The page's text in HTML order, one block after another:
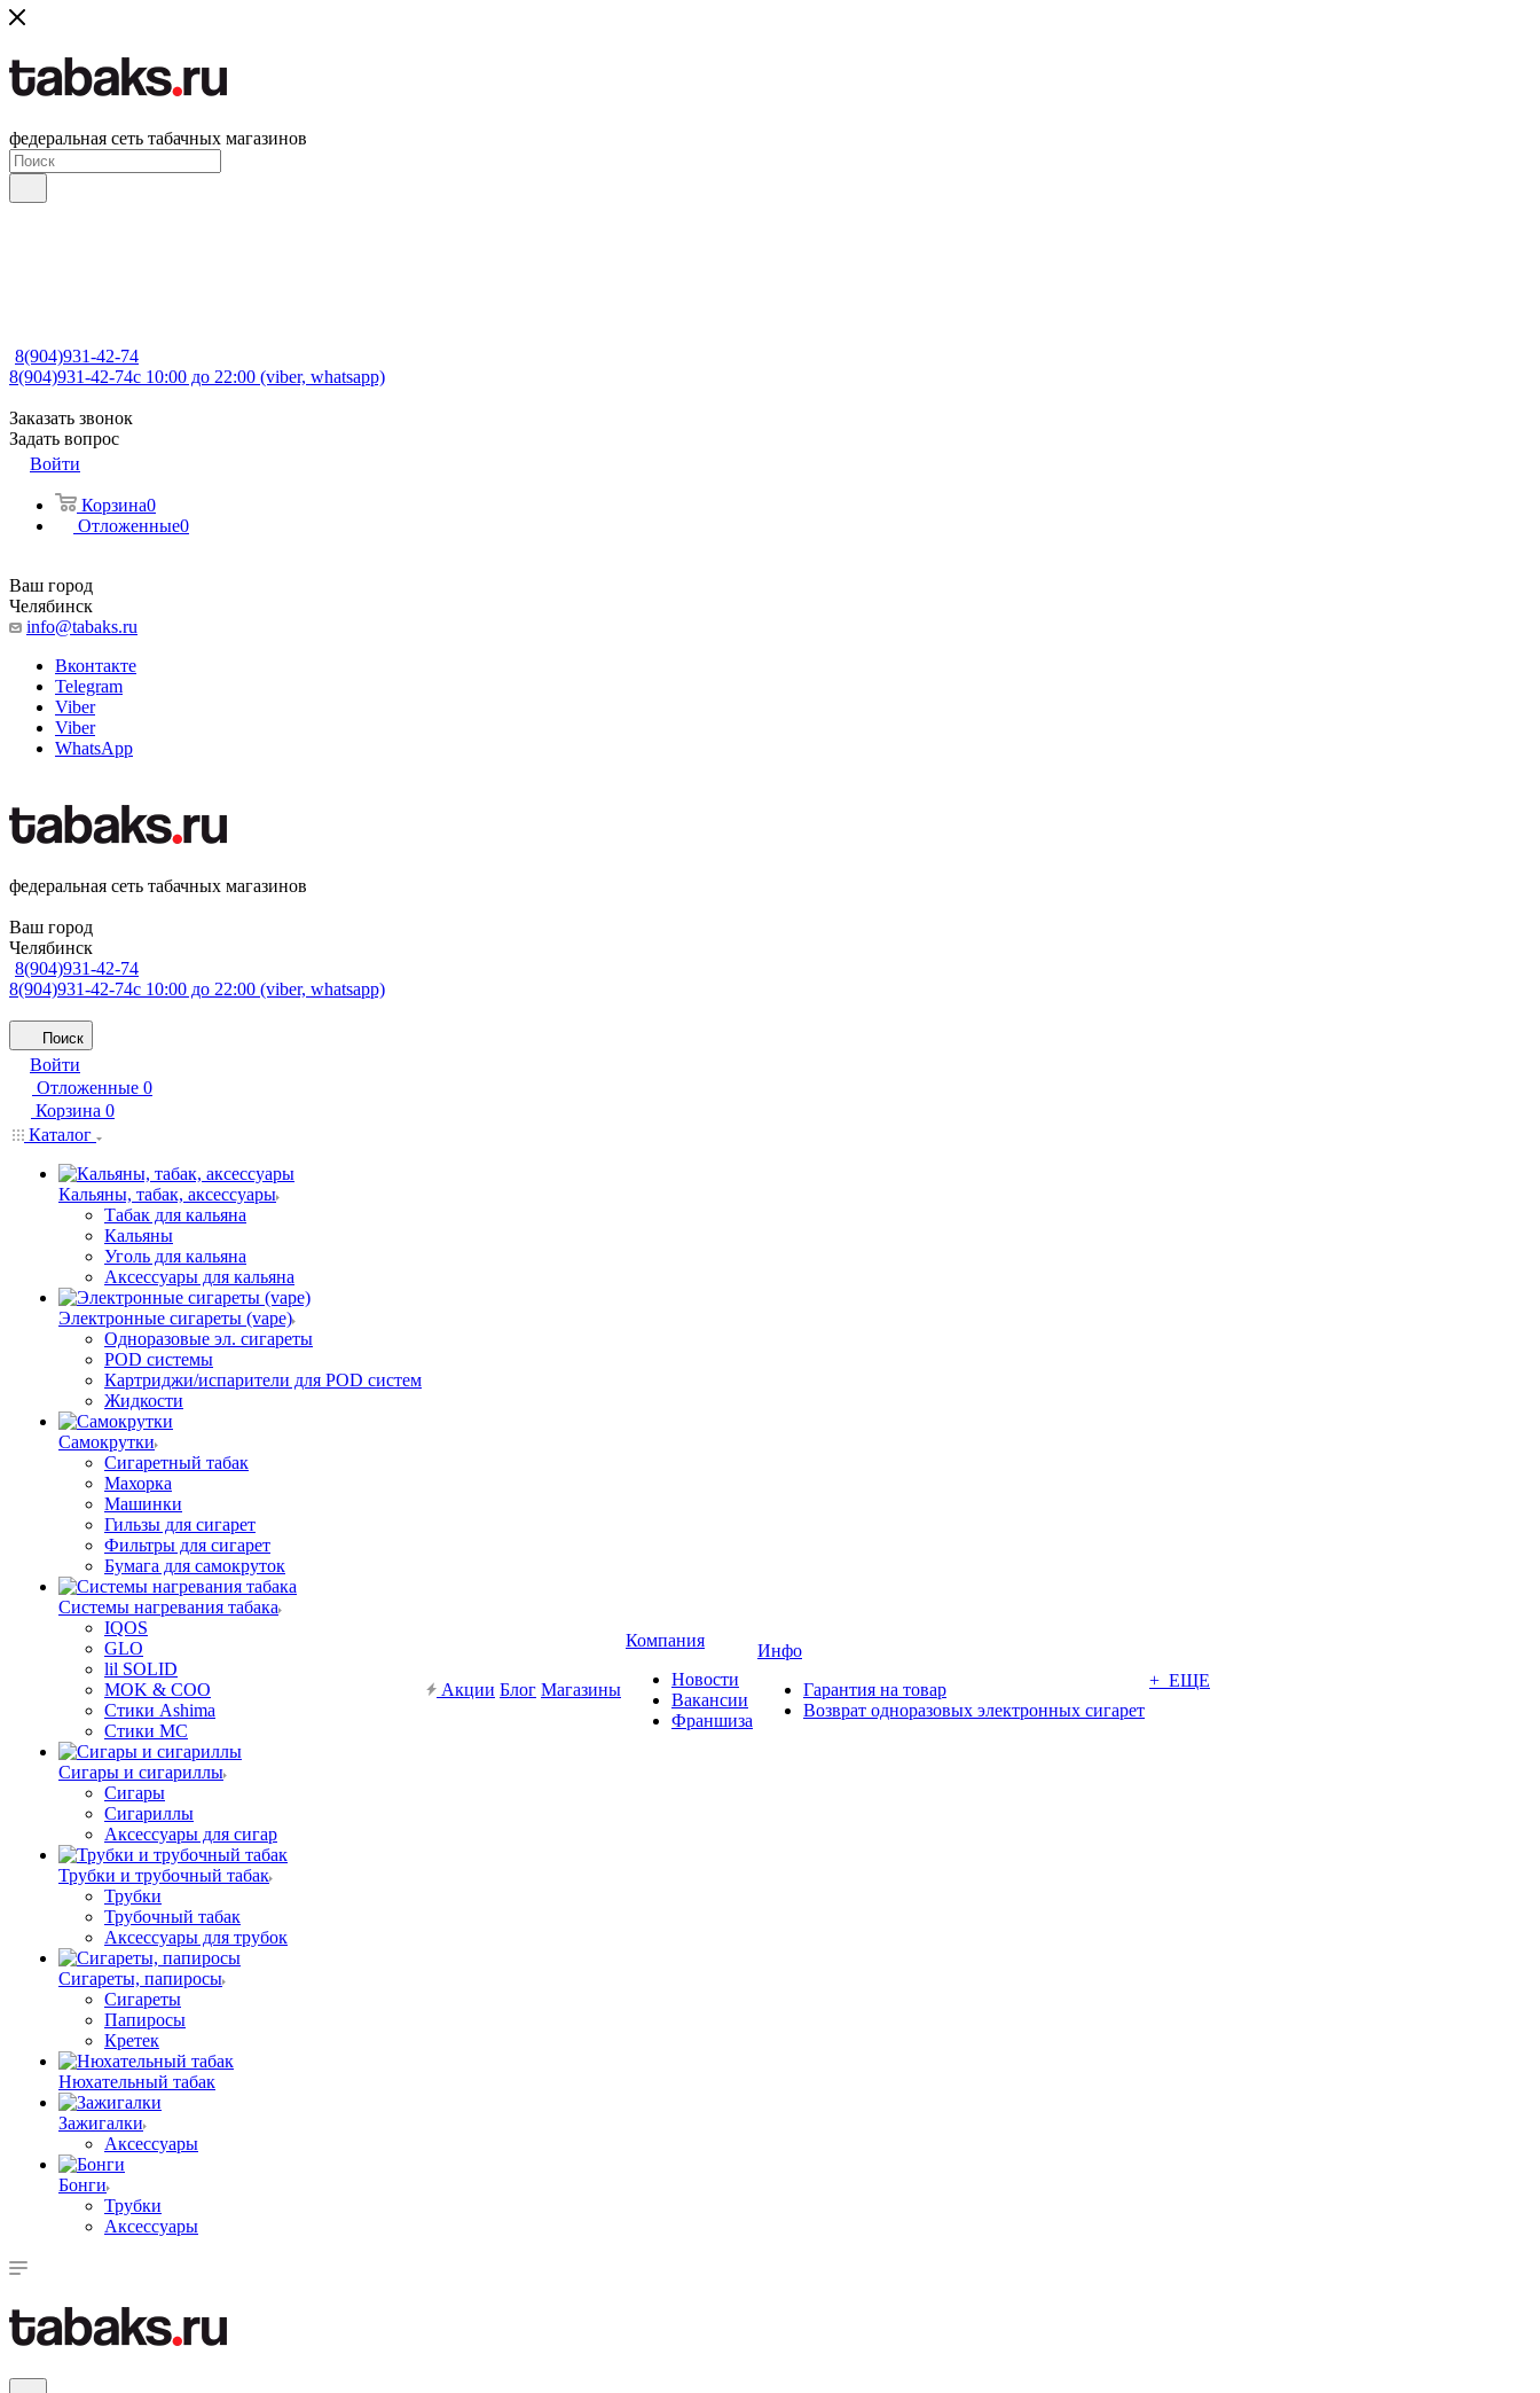
федеральная сеть табачных магазинов
8(904)931-42-74
8(904)931-42-74с 10:00 до 22:00 (viber, whatsapp)
Заказать звонок
Задать вопрос
Войти
Корзина0
Отложенные0
Ваш город
Челябинск
info@tabaks.ru
Вконтакте
Telegram
Viber
Viber
WhatsApp
федеральная сеть табачных магазинов
Ваш город
Челябинск
8(904)931-42-74
8(904)931-42-74с 10:00 до 22:00 (viber, whatsapp)
Поиск
Войти
Отложенные 0
Корзина 0
Каталог
Кальяны, табак, аксессуары
Табак для кальяна
Кальяны
Уголь для кальяна
Аксессуары для кальяна
Электронные сигареты (vape)
Одноразовые эл. сигареты
POD системы
Картриджи/испарители для POD систем
Жидкости
Самокрутки
Сигаретный табак
Махорка
Машинки
Гильзы для сигарет
Фильтры для сигарет
Бумага для самокруток
Системы нагревания табака
IQOS
GLO
lil SOLID
MOK & COO
Стики Ashima
Стики MC
Сигары и сигариллы
Сигары
Сигариллы
Аксессуары для сигар
Трубки и трубочный табак
Трубки
Трубочный табак
Аксессуары для трубок
Сигареты, папиросы
Сигареты
Папиросы
Кретек
Нюхательный табак
Зажигалки
Аксессуары
Бонги
Трубки
Аксессуары
Акции Блог Магазины
Компания
Новости
Вакансии
Франшиза
Инфо
Гарантия на товар
Возврат одноразовых электронных сигарет
+ ЕЩЕ